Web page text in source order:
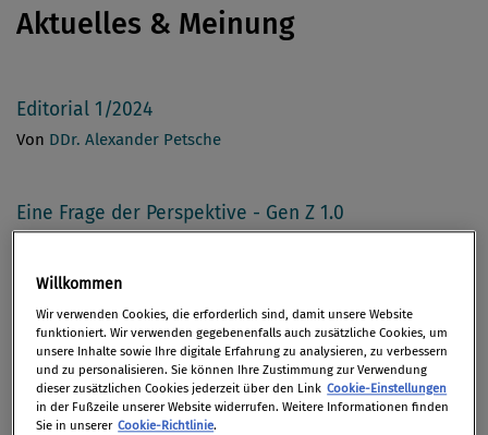
Aktuelles & Meinung
Editorial 1/2024
Von DDr. Alexander Petsche
Eine Frage der Perspektive - Gen Z 1.0
Eine Frage der Perspektive - Gen Z 2.0
VonMag. Christiane Jördens Bakk.
Quergelesen 1/24
Willkommen
Wir verwenden Cookies, die erforderlich sind, damit unsere Website
funktioniert. Wir verwenden gegebenenfalls auch zusätzliche Cookies, um
unsere Inhalte sowie Ihre digitale Erfahrung zu analysieren, zu verbessern
und zu personalisieren. Sie können Ihre Zustimmung zur Verwendung
dieser zusätzlichen Cookies jederzeit über den Link Cookie-Einstellungen
in der Fußzeile unserer Website widerrufen. Weitere Informationen finden
Sie in unserer Cookie-Richtlinie.